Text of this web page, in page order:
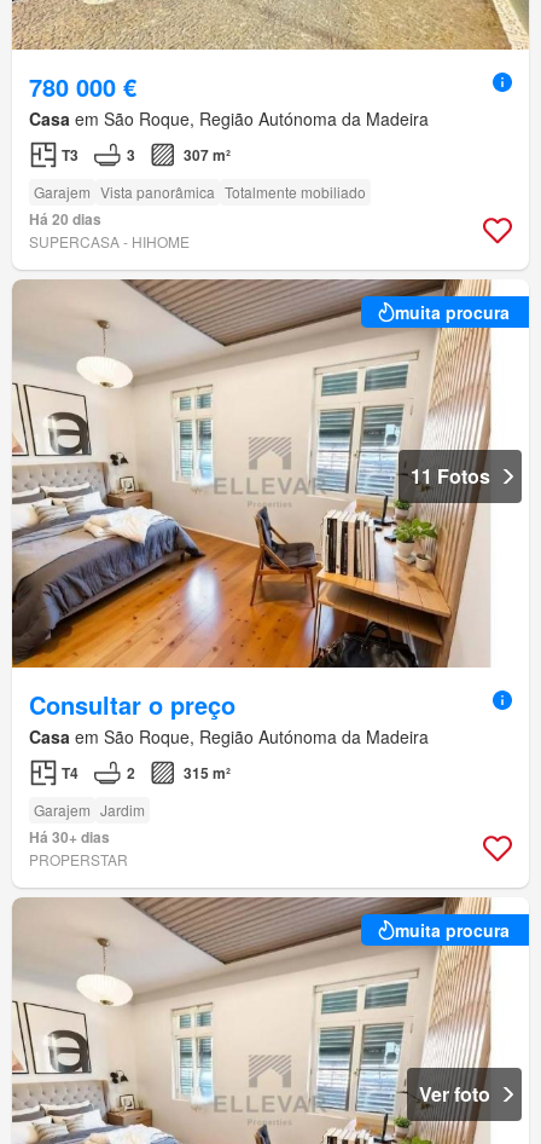
780 000 €
Casa em São Roque, Região Autónoma da Madeira
T3 3 307 m²
Garajem Vista panorâmica Totalmente mobiliado
Há 20 dias
SUPERCASA - HIHOME
muita procura
11 Fotos
Consultar o preço
Casa em São Roque, Região Autónoma da Madeira
T4 2 315 m²
Garajem Jardim
Há 30+ dias
PROPERSTAR
muita procura
Ver foto